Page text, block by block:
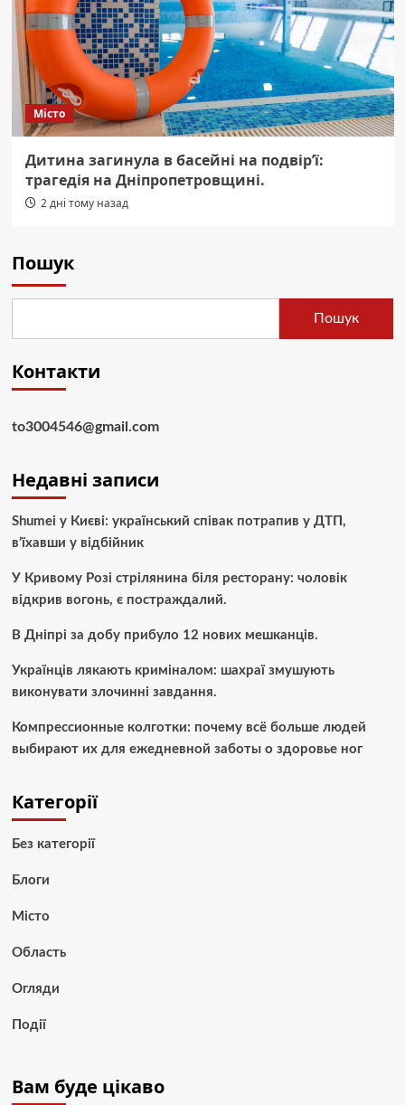
Місто
Дитина загинула в басейні на подвір’ї:
трагедія на Дніпропетровщині.
2 дні тому назад
Пошук
Пошук
Контакти
to3004546@gmail.com
Недавні записи
Shumei у Києві: український співак потрапив у ДТП,
в’їхавши у відбійник
У Кривому Розі стрілянина біля ресторану: чоловік
відкрив вогонь, є постраждалий.
В Дніпрі за добу прибуло 12 нових мешканців.
Українців лякають криміналом: шахраї змушують
виконувати злочинні завдання.
Компрессионные колготки: почему всё больше людей
выбирают их для ежедневной заботы о здоровье ног
Категорії
Без категорії
Блоги
Місто
Область
Огляди
Події
Вам буде цікаво